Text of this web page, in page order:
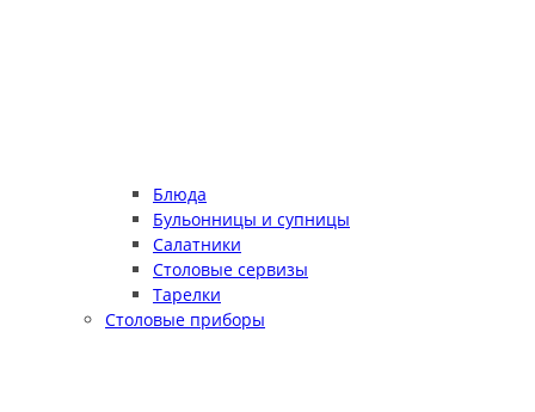
Блюда
Бульонницы и супницы
Салатники
Столовые сервизы
Тарелки
Столовые приборы